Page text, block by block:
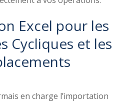
Excel pour les
Cycliques et les
en charge l’importation